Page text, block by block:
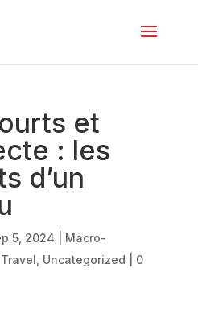
et
: les
d’un
5, 2024
Macro-
Uncategorized
0